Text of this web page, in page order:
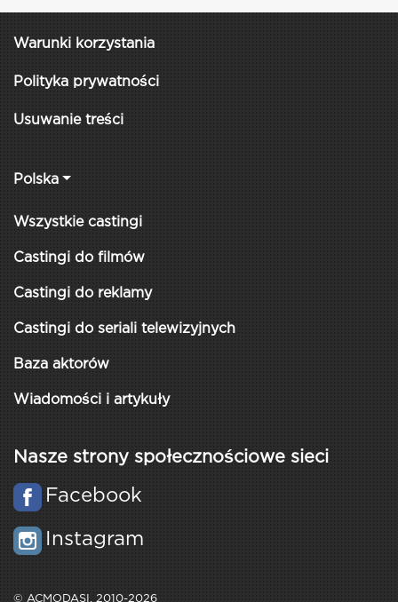
Warunki korzystania
Polityka prywatności
Usuwanie treści
Polska
Wszystkie castingi
Castingi do filmów
Castingi do reklamy
Castingi do seriali telewizyjnych
Baza aktorów
Wiadomości i artykuły
Nasze strony społecznościowe sieci
Facebook
Instagram
© ACMODASI, 2010-2026